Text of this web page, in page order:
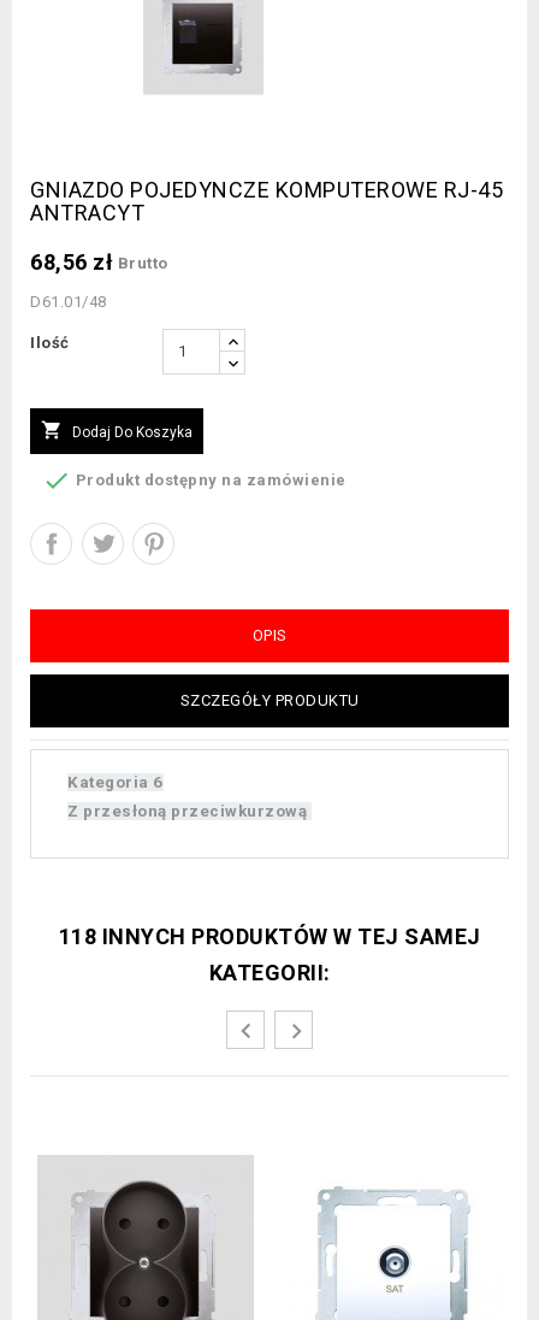
GNIAZDO POJEDYNCZE KOMPUTEROWE RJ-45
ANTRACYT
68,56 zł Brutto
D61.01/48
Ilość
 Dodaj Do Koszyka
 Produkt dostępny na zamówienie
OPIS
SZCZEGÓŁY PRODUKTU
Kategoria 6
Z przesłoną przeciwkurzową
118 INNYCH PRODUKTÓW W TEJ SAMEJ
KATEGORII: